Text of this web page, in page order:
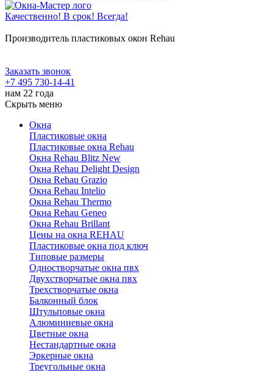
Качественно! В срок! Всегда!
Производитель пластиковых окон Rehau
Заказать звонок
+7 495 730-14-41
нам 22 года
Скрыть меню
Окна
Пластиковые окна
Пластиковые окна Rehau
Окна Rehau Blitz New
Окна Rehau Delight Design
Окна Rehau Grazio
Окна Rehau Intelio
Окна Rehau Thermo
Окна Rehau Geneo
Окна Rehau Brillant
Цены на окна REHAU
Пластиковые окна под ключ
Типовые размеры
Одностворчатые окна пвх
Двухстворчатые окна пвх
Трехстворчатые окна
Балконный блок
Штульповые окна
Алюминиевые окна
Цветные окна
Нестандартные окна
Эркерные окна
Треугольные окна